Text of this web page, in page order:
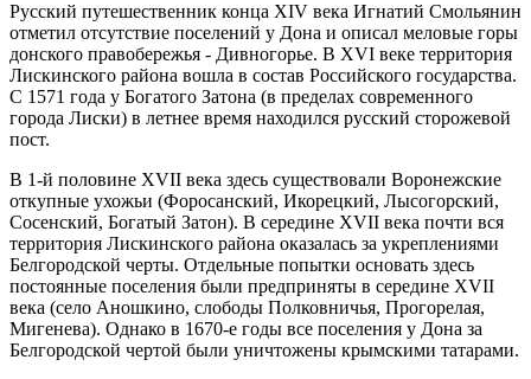
Русский путешественник конца XIV века Игнатий Смольянин
отметил отсутствие поселений у Дона и описал меловые горы
донского правобережья - Дивногорье. В XVI веке территория
Лискинского района вошла в состав Российского государства.
С 1571 года у Богатого Затона (в пределах современного
города Лиски) в летнее время находился русский сторожевой
пост.
В 1-й половине XVII века здесь существовали Воронежские
откупные ухожьи (Форосанский, Икорецкий, Лысогорский,
Сосенский, Богатый Затон). В середине XVII века почти вся
территория Лискинского района оказалась за укреплениями
Белгородской черты. Отдельные попытки основать здесь
постоянные поселения были предприняты в середине XVII
века (село Аношкино, слободы Полковничья, Прогорелая,
Мигенева). Однако в 1670-е годы все поселения у Дона за
Белгородской чертой были уничтожены крымскими татарами.